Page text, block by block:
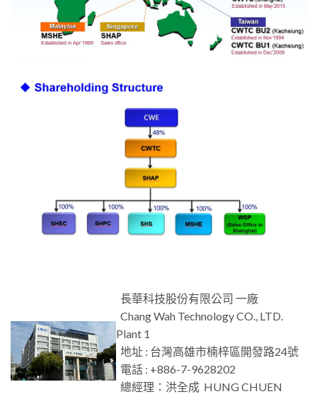
長華科技股份有限公司 一廠
Chang Wah Technology CO., LTD.
Plant 1
地址 : 台灣高雄市楠梓區開發路24號
電話 : +886-7-9628202
總經理：洪全成 HUNG CHUEN